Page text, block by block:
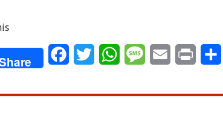
FacebookTwitterWhatsAppMessageEmail Print